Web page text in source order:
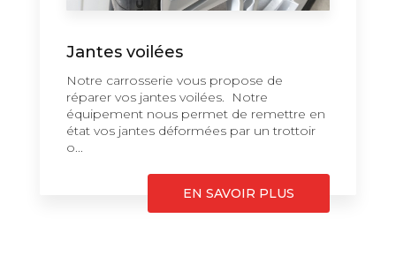
Jantes voilées
Notre carrosserie vous propose de
réparer vos jantes voilées. Notre
équipement nous permet de remettre en
état vos jantes déformées par un trottoir
o...
EN SAVOIR PLUS